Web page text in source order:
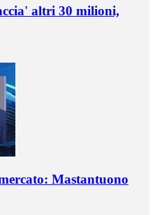
altri 30 milioni,
Mastantuono